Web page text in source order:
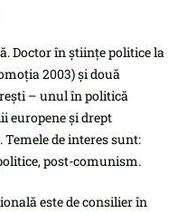
Doctor în științe politice la
2003) și două
– unul în politică
europene și drept
de interes sunt:
post-comunism.
este de consilier în